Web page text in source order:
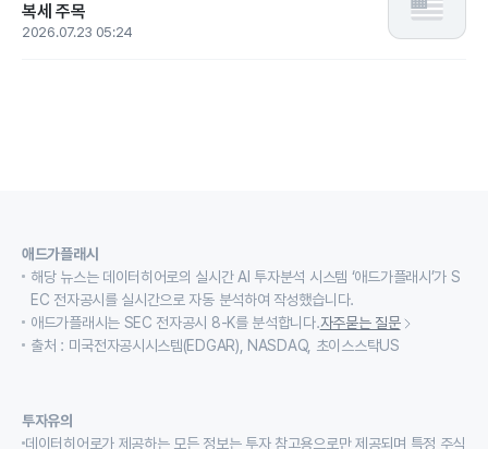
복세 주목
2026.07.23 05:24
애드가플래시
해당 뉴스는 데이터히어로의 실시간 AI 투자분석 시스템 ‘애드가플래시’가 S
EC 전자공시를 실시간으로 자동 분석하여 작성했습니다.
애드가플래시는 SEC 전자공시 8-K를 분석합니다.자주묻는 질문
출처 : 미국전자공시시스템(EDGAR), NASDAQ, 초이스스탁US
투자유의
데이터히어로가 제공하는 모든 정보는 투자 참고용으로만 제공되며 특정 주식